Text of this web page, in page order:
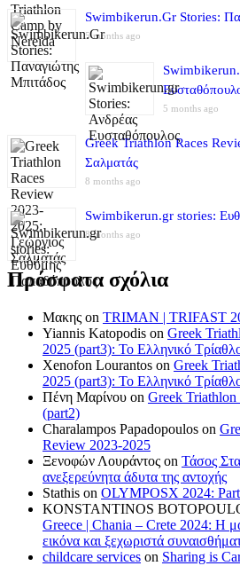
Swimbikerun.Gr Stories:
5 months ago
5 months ago
Greek Triathlon Races
Σαλματάς
8 months ago
Swimbikerun.gr stories:
8 months ago
Πρόσφατα σχόλια
Μακης on TRIMAN | TRIFAST
Yiannis Katopodis on Greek
2025 (part3): Το Ελληνικό
Xenofon Lourantos on Greek
2025 (part3): Το Ελληνικό
Πένη Μαρίνου on Greek
(part2)
Charalampos Papadopoulos on
Review 2023-2025
Ξενοφών Λουράντος on Τάσος
ανεξερεύνητα άδυτα της αντοχής
Stathis on OLYMPOSX 2024:
KONSTANTINOS
Greece | Chania – Crete 2024: Η
εικόνα και ξεχωριστά
childcare services on Sharing is